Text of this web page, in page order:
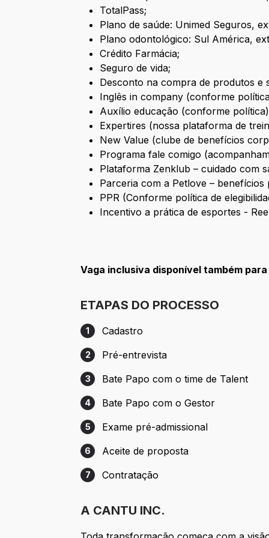
TotalPass;
Plano de saúde: Unimed Seguros,
Plano odontológico: Sul América,
Crédito Farmácia;
Seguro de vida;
Desconto na compra de produtos e
Inglês in company (conforme
Auxílio educação (conforme
Expertires (nossa plataforma de
New Value (clube de benefícios
Programa fale comigo
Plataforma Zenklub – cuidado com
Parceria com a Petlove – benefícios
PPR (Conforme política de
Incentivo a prática de esportes -
Vaga inclusiva disponível também
ETAPAS DO PROCESSO
Etapa 1: Cadastro
1 Cadastro
Etapa 2: Pré-entrevista
2 Pré-entrevista
Etapa 3: Bate Papo com o time de Talent
3 Bate Papo com o time de Talent
Etapa 4: Bate Papo com o Gestor
4 Bate Papo com o Gestor
Etapa 5: Exame pré-admissional
5 Exame pré-admissional
Etapa 6: Aceite de proposta
6 Aceite de proposta
Etapa 7: Contratação
7 Contratação
A CANTU INC.